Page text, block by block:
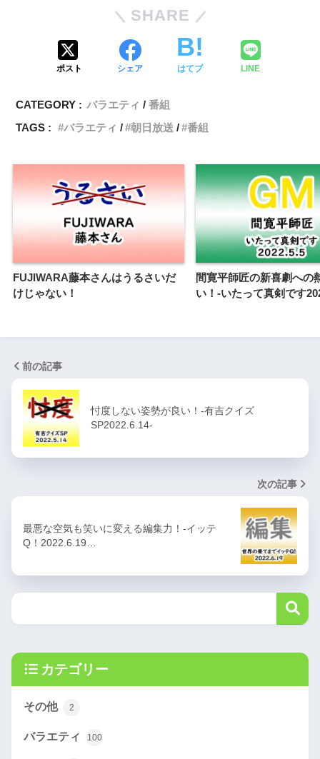
SHARE
ポスト シェア はてブ LINE
CATEGORY : バラエティ
番組
TAGS :
バラエティ 朝日放送 番組
FUJIWARA藤本さんはうるさいだ
けじゃない！
間寛平師匠の新喜劇への
い！-いたって真剣です
前の記事
忖度しない姿勢が良い！-有吉クイズ
SP2022.6.14-
次の記事
最悪な空気も笑いに変える編集力！-イッテ
Q！2022.6.19…
カテゴリー
その他 2
バラエティ 100